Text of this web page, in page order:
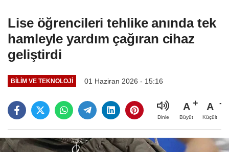
Lise öğrencileri tehlike anında tek
hamleyle yardım çağıran cihaz
geliştirdi
BILIM VE TEKNOLOJI 01 Haziran 2026 - 15:16
Dinle
A
Büyüt
A
Küçült